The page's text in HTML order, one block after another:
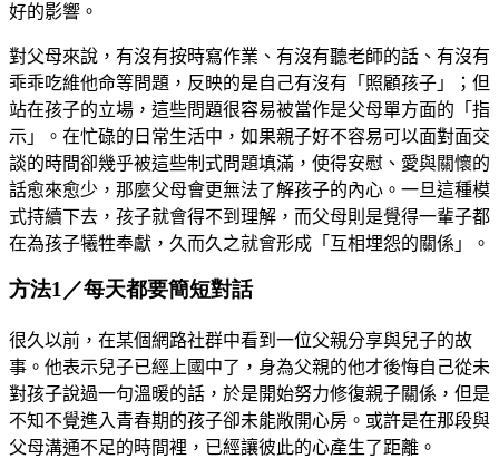
好的影響。
對父母來說，有沒有按時寫作業、有沒有聽老師的話、有沒有
乖乖吃維他命等問題，反映的是自己有沒有「照顧孩子」；但
站在孩子的立場，這些問題很容易被當作是父母單方面的「指
示」。在忙碌的日常生活中，如果親子好不容易可以面對面交
談的時間卻幾乎被這些制式問題填滿，使得安慰、愛與關懷的
話愈來愈少，那麼父母會更無法了解孩子的內心。一旦這種模
式持續下去，孩子就會得不到理解，而父母則是覺得一輩子都
在為孩子犧牲奉獻，久而久之就會形成「互相埋怨的關係」。
方法1／每天都要簡短對話
很久以前，在某個網路社群中看到一位父親分享與兒子的故
事。他表示兒子已經上國中了，身為父親的他才後悔自己從未
對孩子說過一句溫暖的話，於是開始努力修復親子關係，但是
不知不覺進入青春期的孩子卻未能敞開心房。或許是在那段與
父母溝通不足的時間裡，已經讓彼此的心產生了距離。